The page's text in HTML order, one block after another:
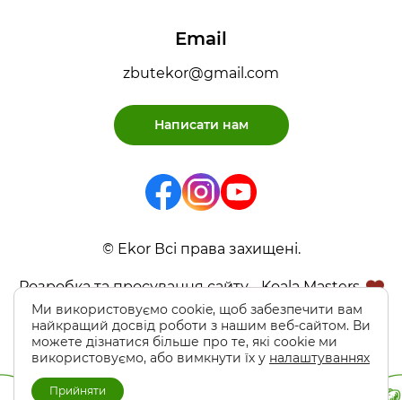
Email
zbutekor@gmail.com
Написати нам
© Ekor Всі права захищені.
Розробка та просування сайту - Koala Masters
Ми використовуємо cookie, щоб забезпечити вам
найкращий досвід роботи з нашим веб-сайтом. Ви
можете дізнатися більше про те, які cookie ми
використовуємо, або вимкнути їх у налаштуваннях
Прийняти